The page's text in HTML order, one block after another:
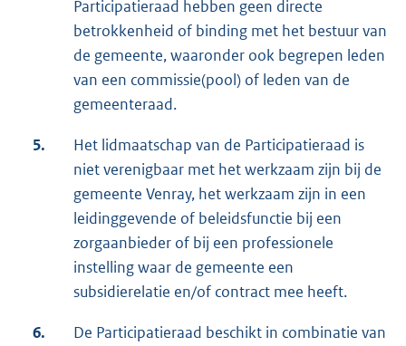
Participatieraad hebben geen directe
betrokkenheid of binding met het bestuur van
de gemeente, waaronder ook begrepen leden
van een commissie(pool) of leden van de
gemeenteraad.
5.
Het lidmaatschap van de Participatieraad is
niet verenigbaar met het werkzaam zijn bij de
gemeente Venray, het werkzaam zijn in een
leidinggevende of beleidsfunctie bij een
zorgaanbieder of bij een professionele
instelling waar de gemeente een
subsidierelatie en/of contract mee heeft.
6.
De Participatieraad beschikt in combinatie van